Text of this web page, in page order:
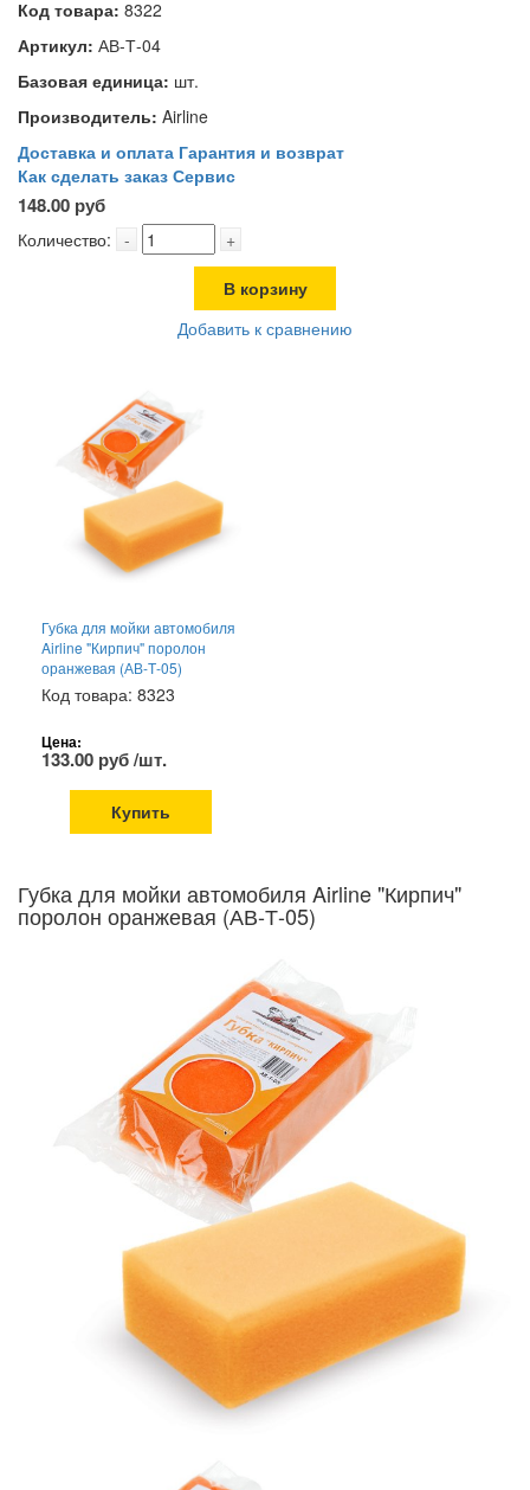
Код товара: 8322
Артикул: АВ-Т-04
Базовая единица: шт.
Производитель: Airline
Доставка и оплата Гарантия и возврат
Как сделать заказ Сервис
148.00 руб
Количество: - +
В корзину
Добавить к сравнению
Губка для мойки автомобиля
Airline "Кирпич" поролон
оранжевая (АВ-Т-05)
Код товара: 8323
Цена:
133.00 руб /шт.
Купить
Губка для мойки автомобиля Airline "Кирпич"
поролон оранжевая (АВ-Т-05)